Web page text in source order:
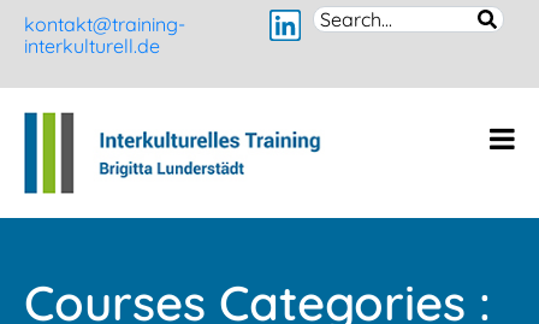
kontakt@training-
interkulturell.de
Courses Categories :